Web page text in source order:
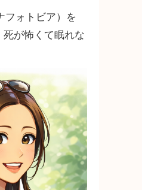
フォトビア）を
が怖くて眠れな